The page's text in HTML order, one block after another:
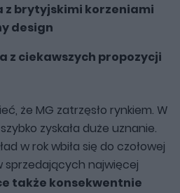
z brytyjskimi korzeniami
design
z ciekawszych propozycji
że MG zatrzęsło rynkiem. W
zyskała duże uznanie.
w rok wbiła się do czołowej
najwięcej
także konsekwentnie